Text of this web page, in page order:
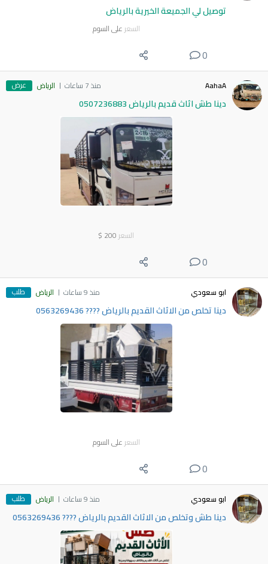
توصيل لي الجميعة الخيرية بالرياض
السعر على السوم
0
AahaA منذ 7 ساعات الرياض عرض
دينا طش اثاث قديم بالرياض 0507236883
السعر 200
$
0
ابو سعودي منذ 9 ساعات الرياض طلب
دينا تخلص من الاثاث القديم بالرياض ???? 0563269436
السعر على السوم
0
ابو سعودي منذ 9 ساعات الرياض طلب
دينا طش وتخلص من الاثاث القديم بالرياض ???? 0563269436